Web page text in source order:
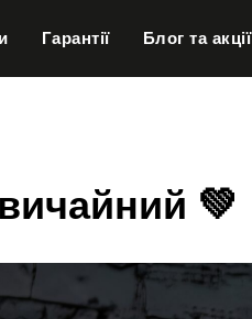
Гарантії Блог та акції
💚